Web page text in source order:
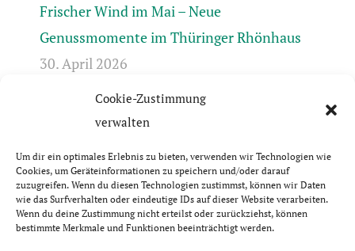
Cookie-Zustimmung
verwalten
Um dir ein optimales Erlebnis zu bieten, verwenden wir Technologien wie
Cookies, um Geräteinformationen zu speichern und/oder darauf
zuzugreifen. Wenn du diesen Technologien zustimmst, können wir Daten
wie das Surfverhalten oder eindeutige IDs auf dieser Website verarbeiten.
Wenn du deine Zustimmung nicht erteilst oder zurückziehst, können
bestimmte Merkmale und Funktionen beeinträchtigt werden.
Frischer Wind im Mai – Neue
Genussmomente im Thüringer Rhönhaus
30. April 2026
Frühlingserwachen in der Rhön +++ Bis 17.4.
geschlossen +++ April-Öffnungszeiten +++
31. März 2026
© Thüringer Rhönhaus GbR | 2026